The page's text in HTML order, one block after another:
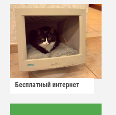
Бесплатный интернет